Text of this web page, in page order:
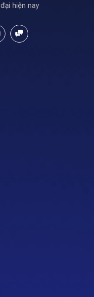
hiện nay